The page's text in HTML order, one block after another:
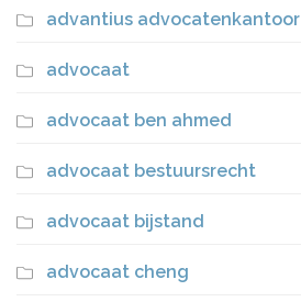
advantius advocatenkantoor
advocaat
advocaat ben ahmed
advocaat bestuursrecht
advocaat bijstand
advocaat cheng